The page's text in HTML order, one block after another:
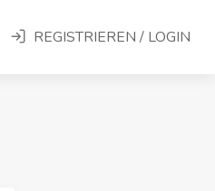
REGISTRIEREN / LOGIN